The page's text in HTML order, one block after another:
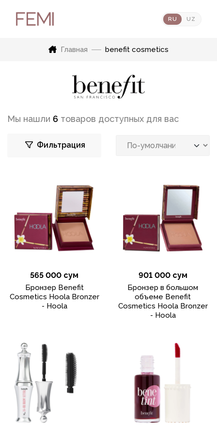
RU UZ
Главная benefit cosmetics
Мы нашли 6 товаров доступных для вас
Фильтрация
565 000 сум
Бронзер Benefit
Cosmetics Hoola Bronzer
- Hoola
901 000 сум
Бронзер в большом
объеме Benefit
Cosmetics Hoola Bronzer
- Hoola